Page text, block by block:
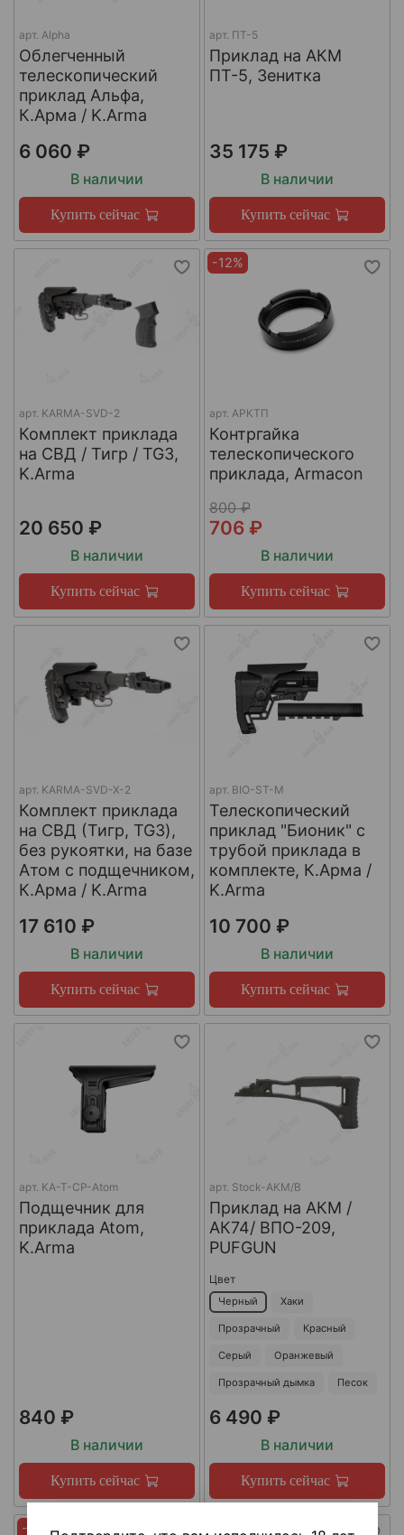
арт. Alpha
Облегченный
телескопический
приклад Альфа,
К.Арма / K.Arma
6 060 ₽
В наличии
Купить сейчас
арт. ПТ-5
Приклад на АКМ
ПТ-5, Зенитка
35 175 ₽
В наличии
Купить сейчас
арт. KARMA-SVD-2
Комплект приклада
на СВД / Тигр / TG3,
K.Arma
20 650 ₽
В наличии
Купить сейчас
-12%
арт. АРКТП
Контргайка
телескопического
приклада, Armacon
800 ₽
706 ₽
В наличии
Купить сейчас
арт. KARMA-SVD-X-2
Комплект приклада
на СВД (Тигр, TG3),
без рукоятки, на базе
Атом с подщечником,
К.Арма / K.Arma
17 610 ₽
В наличии
Купить сейчас
арт. BIO-ST-M
Телескопический
приклад "Бионик" с
трубой приклада в
комплекте, К.Арма /
K.Arma
10 700 ₽
В наличии
Купить сейчас
арт. KA-T-CP-Atom
Подщечник для
приклада Atom,
K.Arma
840 ₽
В наличии
Купить сейчас
арт. Stock-AKM/B
Приклад на АКМ /
АК74/ ВПО-209,
PUFGUN
Цвет
Черный Хаки
Прозрачный Красный
Серый Оранжевый
Прозрачный дымка Песок
6 490 ₽
В наличии
Купить сейчас
-45%